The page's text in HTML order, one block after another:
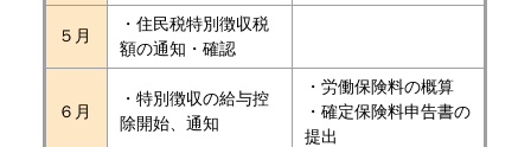
５月
・住民税特別徴収税
額の通知・確認
６月
・特別徴収の給与控
除開始、通知
・労働保険料の概算
・確定保険料申告書の
提出